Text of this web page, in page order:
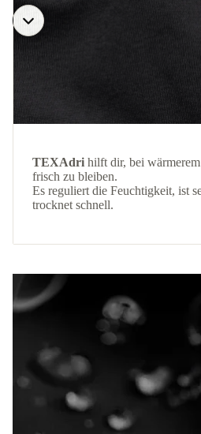
TEXAdri hilft dir, bei
frisch zu bleiben.
Es reguliert die Feuchtigkeit, ist
trocknet schnell.